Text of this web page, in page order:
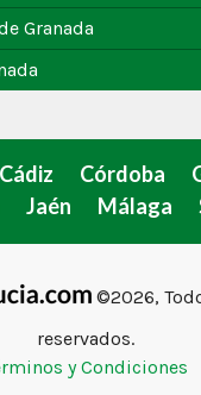
Granada
Cádiz Córdoba
Jaén Málaga
©2026,
reservados.
y Condiciones